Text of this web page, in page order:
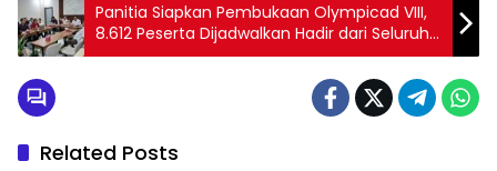
Panitia Siapkan Pembukaan Olympicad VIII,
8.612 Peserta Dijadwalkan Hadir dari Seluruh
Indonesia
Related Posts